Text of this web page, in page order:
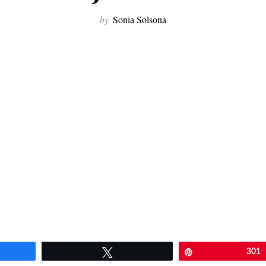
by Sonia Solsona
301